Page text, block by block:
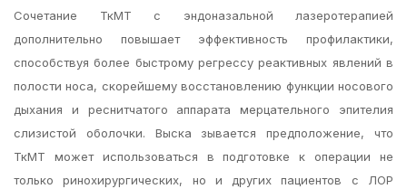
Сочетание ТкМТ с эндоназальной лазеротерапией
дополнительно повышает эффективность профилактики,
способствуя более быстрому регрессу реактивных явлений в
полости носа, скорейшему восстановлению функции носового
дыхания и реснитчатого аппарата мерцательного эпителия
слизистой оболочки. Выска зывается предположение, что
ТкМТ может использоваться в подготовке к операции не
только ринохирургических, но и других пациентов с ЛОР